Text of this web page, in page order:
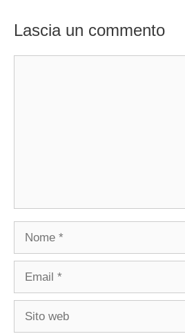
Lascia un commento